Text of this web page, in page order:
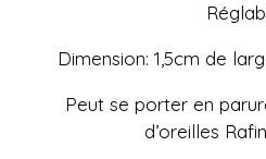
Dimension: 1,5cm de
Peut se porter en
d’oreilles